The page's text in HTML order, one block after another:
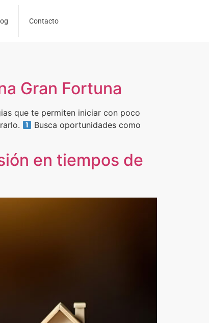
Contacto
Gran Fortuna
que te permiten iniciar con poco
Busca oportunidades como
en tiempos de